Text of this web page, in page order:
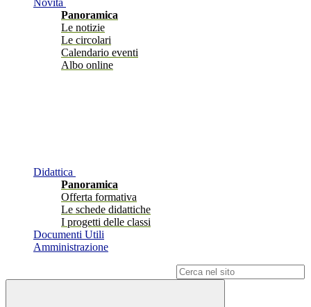
Novità
Panoramica
Le notizie
Le circolari
Calendario eventi
Albo online
Didattica
Panoramica
Offerta formativa
Le schede didattiche
I progetti delle classi
Documenti Utili
Amministrazione